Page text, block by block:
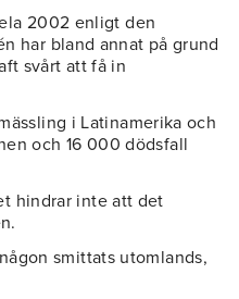
2002 enligt den
har bland annat på grund
svårt att få in
i Latinamerika och
och 16 000 dödsfall
hindrar inte att det
smittats utomlands,